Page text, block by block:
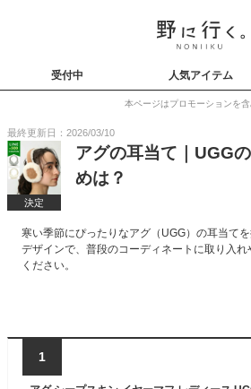
受付中 人気アイテム
本ページはプロモーションを
最終更新日：2026/03/10
決定
アグの耳当て｜UGG
めは？
寒い季節にぴったりなアグ（UGG）の耳当て
デザインで、普段のコーディネートに取り入
ください。
1